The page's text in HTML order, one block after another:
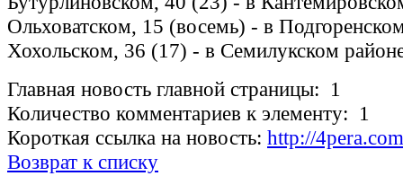
Ольховатском, 15 (восемь) - в
Хохольском, 36 (17) - в Семилукском
Главная новость главной страницы: 1
Количество комментариев к элементу: 1
Короткая ссылка на новость: http://
Возврат к списку